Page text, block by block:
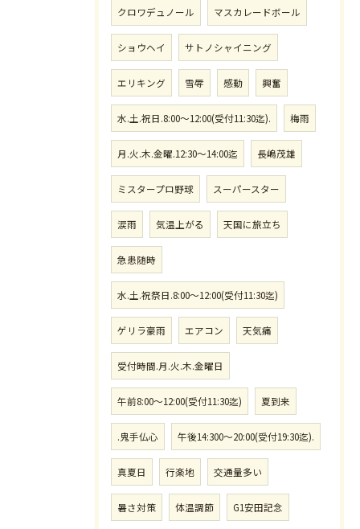
クロワデュノール マスカレードボール
ショウヘイ サトノシャイニング
エリキング 雪辱 感動 興奮
水.土.祝日.8:00〜12:00(受付11:30迄). 梅雨
月.火.木.金曜.12:30〜14:00迄 長嶋茂雄
ミスタープロ野球 スーパースター
涙雨 気温上がる 天国に旅立ち
急患随時
水.土.祝祭日.8:00〜12:00(受付11:30迄)
ゲリラ豪雨 エアコン 天気痛
受付時間.月.火.木.金曜日
午前8:00〜12:00(受付11:30迄) 夏到来
.鬼手仏心 午後14:300〜20:00(受付19:30迄).
真夏日 行楽地 交通量多い
暑さ対策 体温調節 G1安田記念